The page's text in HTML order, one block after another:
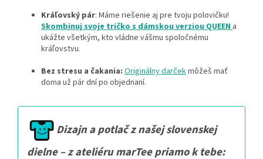
Kráľovský pár: Máme riešenie aj pre tvoju polovičku!
Skombinuj svoje tričko s dámskou verziou QUEEN a
ukážte všetkým, kto vládne vášmu spoločnému
kráľovstvu.
Bez stresu a čakania: Originálny darčekmôžeš mať
doma už pár dní po objednaní.
Dizajn a potlač z našej slovenskej
dielne – z ateliéru marTee priamo k tebe: